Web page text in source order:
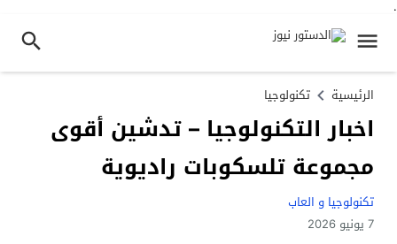
.
الرئيسية تكنولوجيا
اخبار التكنولوجيا – تدشين أقوى
مجموعة تلسكوبات راديوية
تكنولوجيا و العاب
7 يونيو 2026